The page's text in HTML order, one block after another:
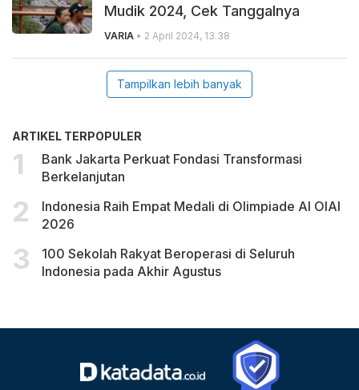
Mudik 2024, Cek Tanggalnya
VARIA • 2 April 2024, 13.38
Tampilkan lebih banyak
ARTIKEL TERPOPULER
Bank Jakarta Perkuat Fondasi Transformasi
Berkelanjutan
Indonesia Raih Empat Medali di Olimpiade AI OIAI
2026
100 Sekolah Rakyat Beroperasi di Seluruh
Indonesia pada Akhir Agustus